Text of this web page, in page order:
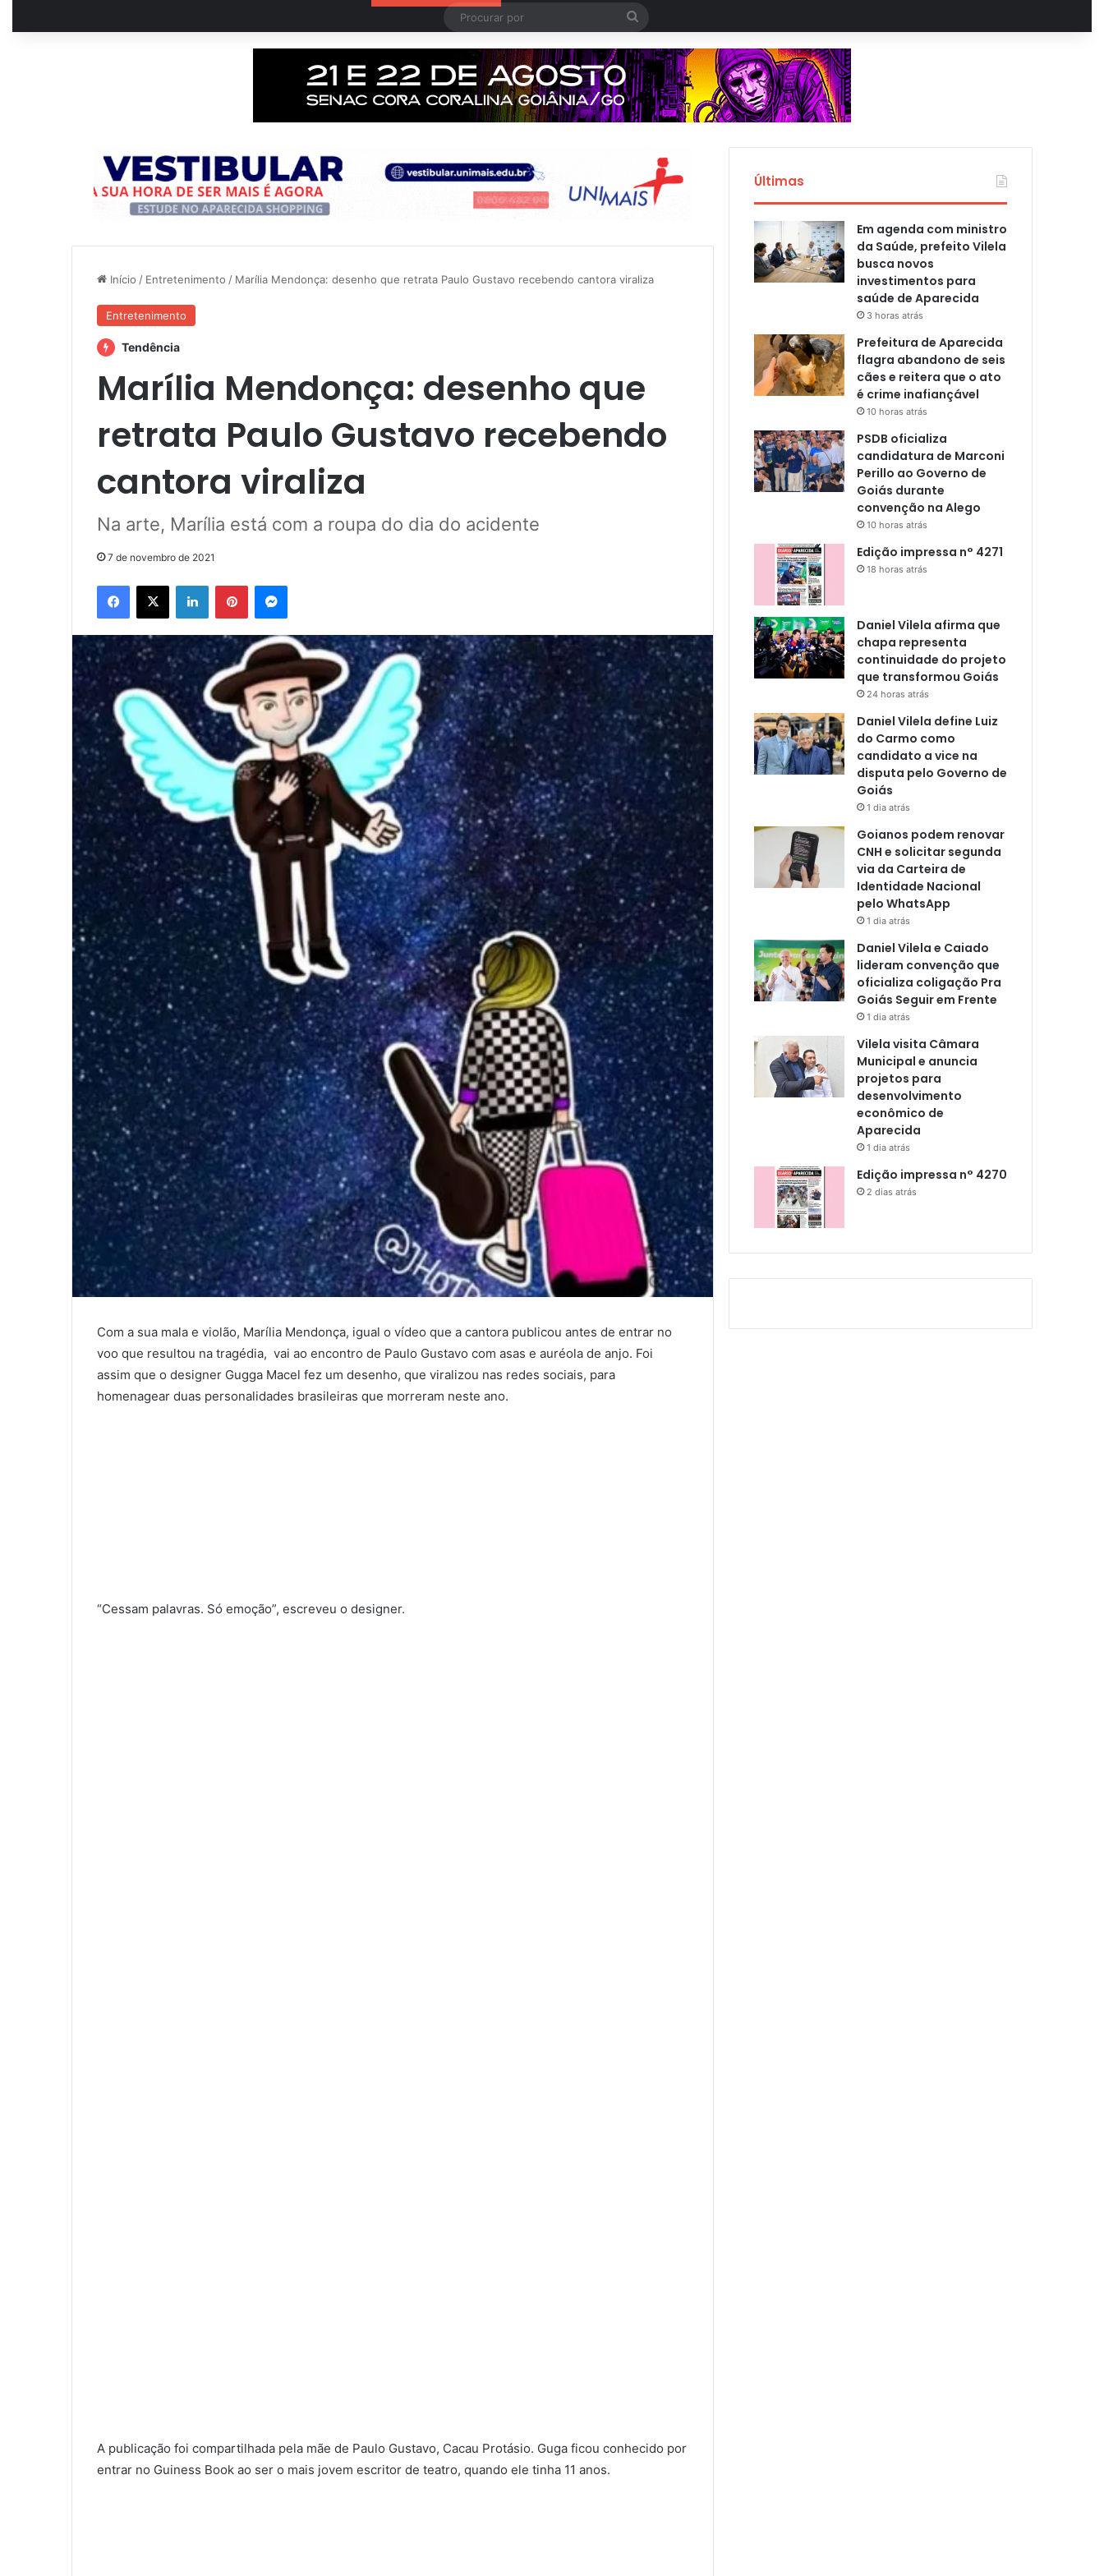
Procurar
por
Início / Entretenimento / Marília Mendonça: desenho que retrata Paulo Gustavo recebendo cantora viraliza
Entretenimento
Tendência
Marília Mendonça: desenho que
retrata Paulo Gustavo recebendo
cantora viraliza
Na arte, Marília está com a roupa do dia do acidente
7 de novembro de 2021
Facebook
X LinkedinPinterestMessenger
Com a sua mala e violão, Marília Mendonça, igual o vídeo que a cantora publicou antes de entrar no
voo que resultou na tragédia, vai ao encontro de Paulo Gustavo com asas e auréola de anjo. Foi
assim que o designer Gugga Macel fez um desenho, que viralizou nas redes sociais, para
homenagear duas personalidades brasileiras que morreram neste ano.
“Cessam palavras. Só emoção”, escreveu o designer.
A publicação foi compartilhada pela mãe de Paulo Gustavo, Cacau Protásio. Guga ficou conhecido por
entrar no Guiness Book ao ser o mais jovem escritor de teatro, quando ele tinha 11 anos.
Últimas
Em agenda com ministro
da Saúde, prefeito Vilela
busca novos
investimentos para
saúde de Aparecida
3 horas atrás
Prefeitura de Aparecida
flagra abandono de seis
cães e reitera que o ato
é crime inafiançável
10 horas atrás
PSDB oficializa
candidatura de Marconi
Perillo ao Governo de
Goiás durante
convenção na Alego
10 horas atrás
Edição impressa n° 4271
18 horas atrás
Daniel Vilela afirma que
chapa representa
continuidade do projeto
que transformou Goiás
24 horas atrás
Daniel Vilela define Luiz
do Carmo como
candidato a vice na
disputa pelo Governo de
Goiás
1 dia atrás
Goianos podem renovar
CNH e solicitar segunda
via da Carteira de
Identidade Nacional
pelo WhatsApp
1 dia atrás
Daniel Vilela e Caiado
lideram convenção que
oficializa coligação Pra
Goiás Seguir em Frente
1 dia atrás
Vilela visita Câmara
Municipal e anuncia
projetos para
desenvolvimento
econômico de
Aparecida
1 dia atrás
Edição impressa n° 4270
2 dias atrás